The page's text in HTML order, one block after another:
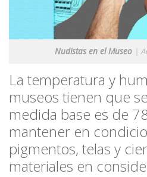
Nudistas en el Museo|
La temperatura y
museos tienen que
medida base es de
mantener en
pigmentos, telas y
materiales en